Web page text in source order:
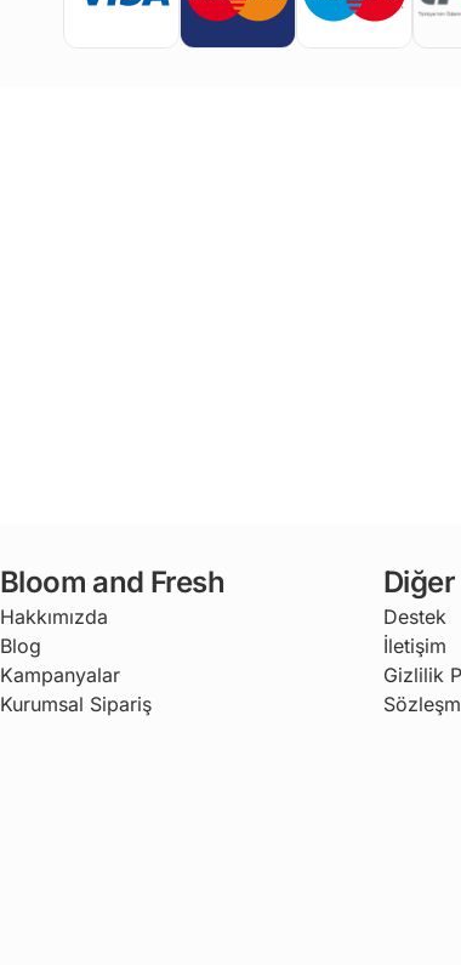
Bloom and Fresh
Hakkımızda
Blog
Kampanyalar
Kurumsal Sipariş
Diğer
Destek
İletişim
Gizlilik